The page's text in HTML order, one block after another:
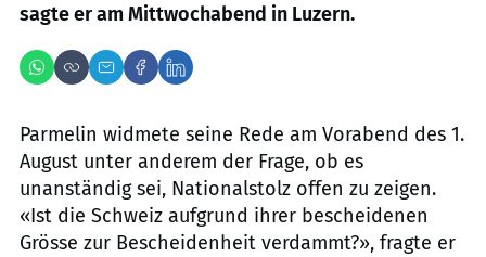
sagte er am Mittwochabend in Luzern.
Parmelin widmete seine Rede am Vorabend des 1.
August unter anderem der Frage, ob es
unanständig sei, Nationalstolz offen zu zeigen.
«Ist die Schweiz aufgrund ihrer bescheidenen
Grösse zur Bescheidenheit verdammt?», fragte er